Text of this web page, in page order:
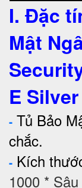
I. Đặc
Mật
E Silver
- Tủ Bảo
chắc.
- Kích
1000 *